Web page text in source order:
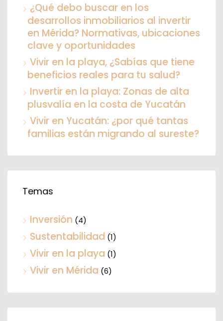
¿Qué debo buscar en los
desarrollos inmobiliarios al invertir
en Mérida? Normativas, ubicaciones
clave y oportunidades
Vivir en la playa, ¿Sabías que tiene
beneficios reales para tu salud?
Invertir en la playa: Zonas de alta
plusvalía en la costa de Yucatán
Vivir en Yucatán: ¿por qué tantas
familias están migrando al sureste?
Temas
Inversión (4)
Sustentabilidad (1)
Vivir en la playa (1)
Vivir en Mérida (6)